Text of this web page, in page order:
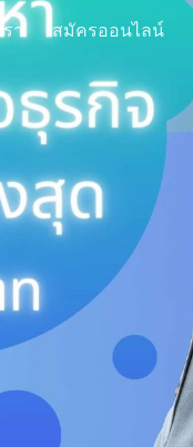
content
า สมัครออนไลน์